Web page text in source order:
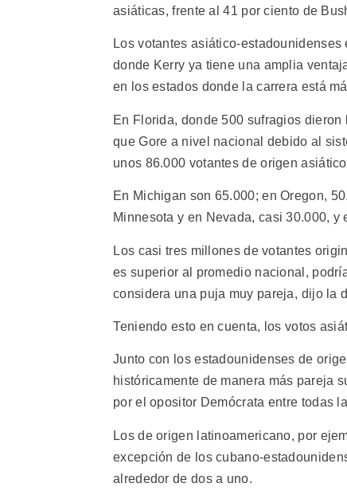
asiáticas, frente al 41 por ciento de
Los votantes asiático-
donde Kerry ya tiene una amplia
en los estados donde la carrera está
En Florida, donde 500 sufragios
que Gore a nivel nacional debido al
unos 86.000 votantes de origen
En Michigan son 65.000; en Oregon,
Minnesota y en Nevada, casi 30.000,
Los casi tres millones de votantes
es superior al promedio nacional,
considera una puja muy pareja, dijo
Teniendo esto en cuenta, los votos
Junto con los estadounidenses de
históricamente de manera más pareja
por el opositor Demócrata entre todas
Los de origen latinoamericano, por
excepción de los cubano-
alrededor de dos a uno.